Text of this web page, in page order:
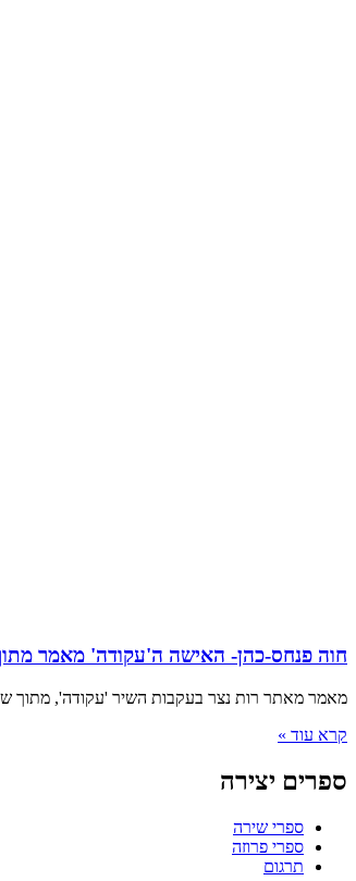
חוה פנחס-כהן- האישה ה'עקודה' מאמר
מאמר מאתר רות נצר בעקבות השיר 'עקודה', מתוך
קרא עוד »
ספרים יצירה
ספרי שירה
ספרי פרוזה
תרגום